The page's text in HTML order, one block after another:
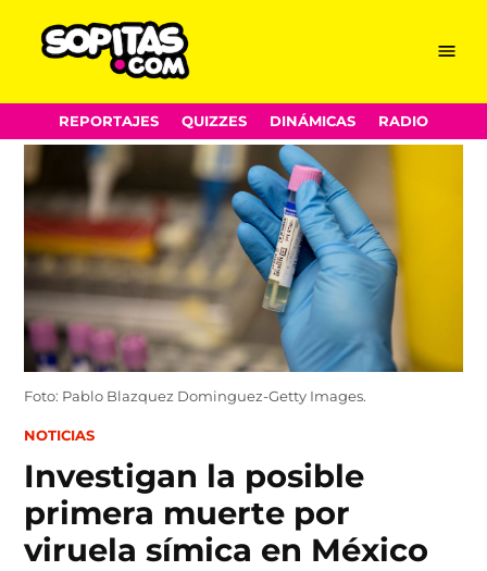
Skip
to
Menu
REPORTAJES QUIZZES DINÁMICAS RADIO
Foto: Pablo Blazquez Dominguez-Getty Images.
POSTED
NOTICIAS
Investigan la posible
primera muerte por
viruela símica en México